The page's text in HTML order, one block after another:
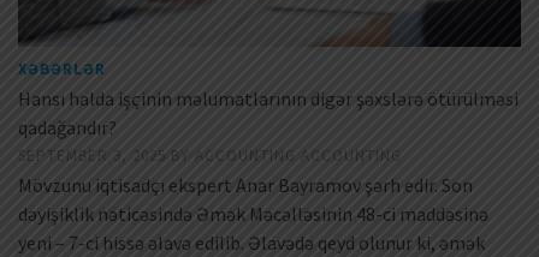
XƏBƏRLƏR
Hansı halda işçinin məlumatlarının digər şəxslərə ötürülməsi
qadağandır?
SEPTEMBER 3, 2025 BY ACCOUNTING ACCOUNTING
Mövzunu iqtisadçı ekspert Anar Bayramov şərh edir. Son
dəyişiklik nəticəsində Əmək Məcəlləsinin 48-ci maddəsinə
yeni – 7-ci hissə əlavə edilib. Əlavədə qeyd olunur ki, əmək